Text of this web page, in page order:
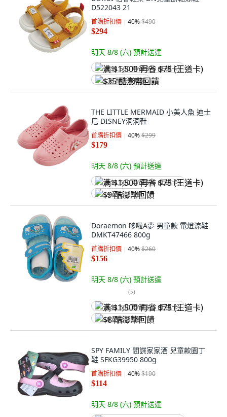
D522043 21
首購折扣價 40%$490
$294
明天 8/8 (六) 預計送達
满 $1,500 再省 $75 (王道卡)
$35 酷澎幣回饋
THE LITTLE MERMAID 小美人魚 迪士
尼 DISNEY洞洞鞋
首購折扣價 40%$299
$179
明天 8/8 (六) 預計送達
满 $1,500 再省 $75 (王道卡)
$9 酷澎幣回饋
Doraemon 哆啦A夢 男童款 電燈涼鞋
DMKT47466 800g
首購折扣價 40%$260
$156
明天 8/8 (六) 預計送達
(5)
满 $1,500 再省 $75 (王道卡)
$8 酷澎幣回饋
SPY FAMILY 間諜家家酒 兒童款園丁
鞋 SFKG39950 800g
首購折扣價 40%$190
$114
明天 8/8 (六) 預計送達